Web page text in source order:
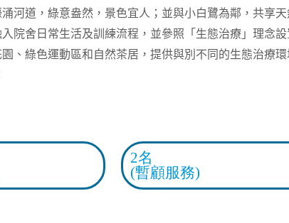
涌河道，綠意盎然，景色宜人；並與小白鷺為鄰，共享
院舍日常生活及訓練流程 ，並參照「生態治療」理念設
、綠色運動區和自然茶居，提供與別不同的生態治療
2名
(暫顧服務)